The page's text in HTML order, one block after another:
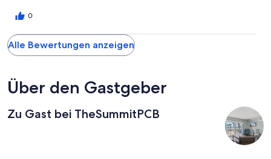
hope of being relocated to another room and with no refund.
you.
0
Alle Bewertungen anzeigen
Über den Gastgeber
Zu Gast bei TheSummitPCB